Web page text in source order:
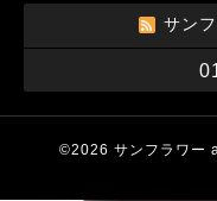
サン
©2026 サンフラワー